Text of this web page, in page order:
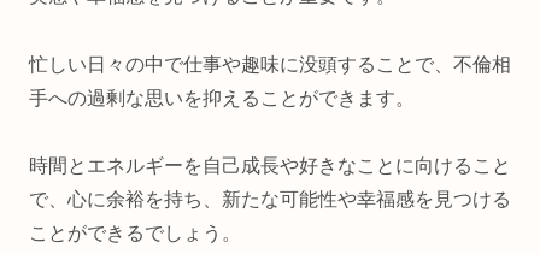
忙しい日々の中で仕事や趣味に没頭することで、不倫相
手への過剰な思いを抑えることができます。
時間とエネルギーを自己成長や好きなことに向けること
で、心に余裕を持ち、新たな可能性や幸福感を見つける
ことができるでしょう。